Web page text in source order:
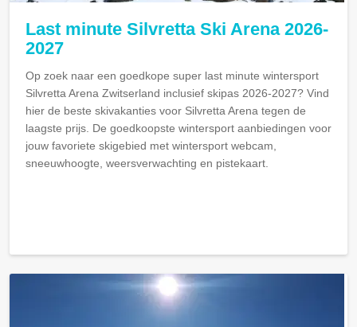
Last minute Silvretta Ski Arena 2026-
2027
Op zoek naar een goedkope super last minute wintersport
Silvretta Arena Zwitserland inclusief skipas 2026-2027? Vind
hier de beste skivakanties voor Silvretta Arena tegen de
laagste prijs. De goedkoopste wintersport aanbiedingen voor
jouw favoriete skigebied met wintersport webcam,
sneeuwhoogte, weersverwachting en pistekaart.